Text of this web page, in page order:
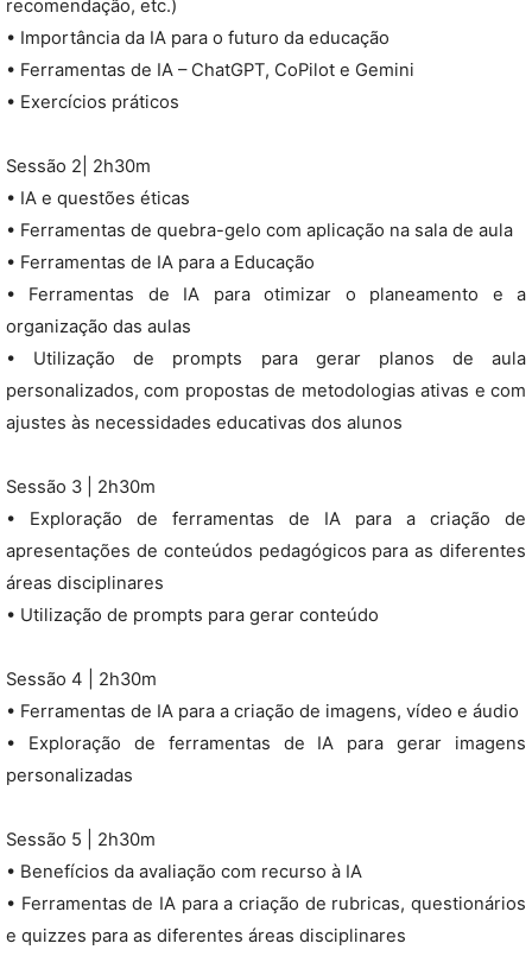
recomendação, etc.)
• Importância da IA para o futuro da educação
• Ferramentas de IA – ChatGPT, CoPilot e Gemini
• Exercícios práticos
Sessão 2| 2h30m
• IA e questões éticas
• Ferramentas de quebra-gelo com aplicação na sala de aula
• Ferramentas de IA para a Educação
• Ferramentas de IA para otimizar o planeamento e a
organização das aulas
• Utilização de prompts para gerar planos de aula
personalizados, com propostas de metodologias ativas e com
ajustes às necessidades educativas dos alunos
Sessão 3 | 2h30m
• Exploração de ferramentas de IA para a criação de
apresentações de conteúdos pedagógicos para as diferentes
áreas disciplinares
• Utilização de prompts para gerar conteúdo
Sessão 4 | 2h30m
• Ferramentas de IA para a criação de imagens, vídeo e áudio
• Exploração de ferramentas de IA para gerar imagens
personalizadas
Sessão 5 | 2h30m
• Benefícios da avaliação com recurso à IA
• Ferramentas de IA para a criação de rubricas, questionários
e quizzes para as diferentes áreas disciplinares